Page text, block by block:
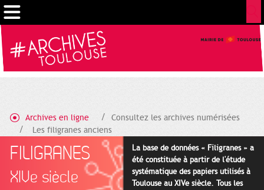
Archives en ligne
Consultez les archives numérisées
Les filigranes anciens
FILIGRANES
XIVe siècle
La base de données « Filigranes » a
été constituée à partir de l'étude
systématique des papiers utilisés à
Toulouse au XIVe siècle. Tous les
Gestion de vos préférences sur les cookies